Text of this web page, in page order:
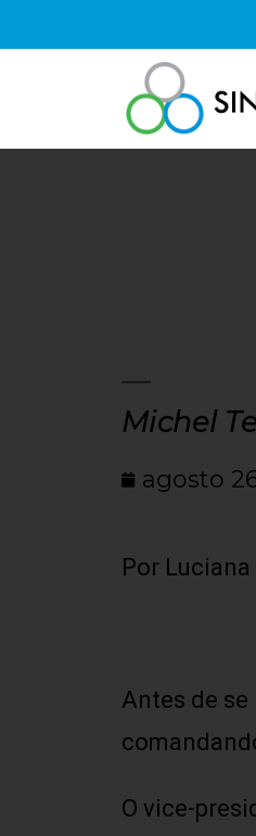
Michel
agosto
Por Luciana
Antes de
O vice-